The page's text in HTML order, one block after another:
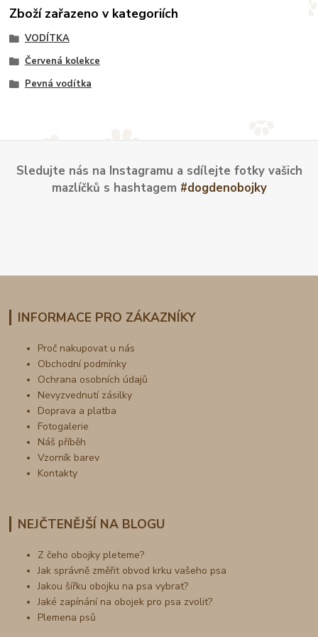
Zboží zařazeno v kategoriích
VODÍTKA
Červená kolekce
Pevná vodítka
Sledujte nás na Instagramu a sdílejte fotky vašich
mazlíčků s hashtagem #dogdenobojky
INFORMACE PRO ZÁKAZNÍKY
Proč nakupovat u nás
Obchodní podmínky
Ochrana osobních údajů
Nevyzvednutí zásilky
Doprava a platba
Fotogalerie
Náš příběh
Vzorník barev
Kontakty
NEJČTENĚJŠÍ NA BLOGU
Z čeho obojky pleteme?
Jak správně změřit obvod krku vašeho psa
Jakou šířku obojku na psa vybrat?
Jaké zapínání na obojek pro psa zvolit?
Plemena psů